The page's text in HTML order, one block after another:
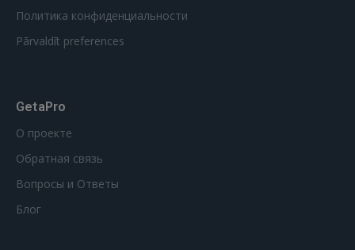
Политика конфиденциальности
Pārvaldīt preferences
GetaPro
О проекте
Обратная связь
Вопросы и Ответы
Блог